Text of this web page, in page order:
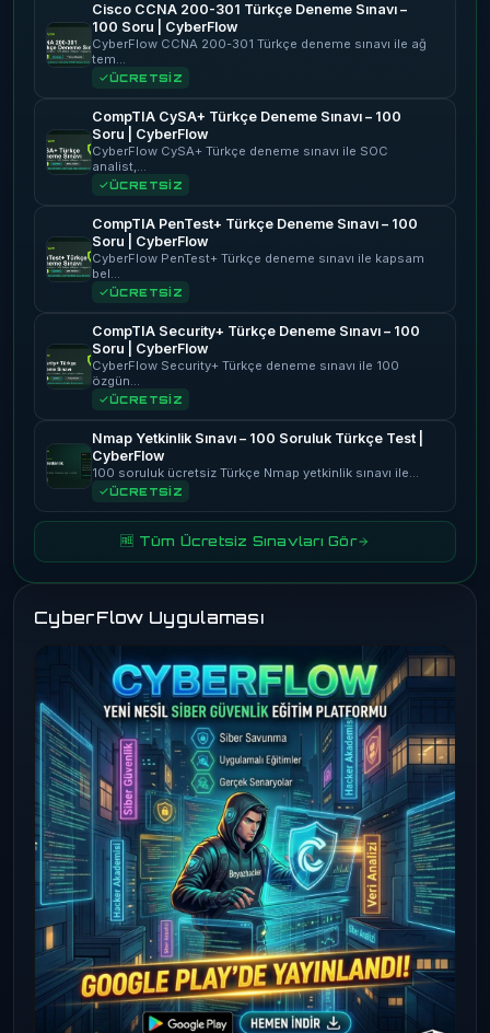
Cisco CCNA 200-301 Türkçe Deneme Sınavı –
100 Soru | CyberFlow
CyberFlow CCNA 200-301 Türkçe deneme sınavı ile ağ
tem…
ÜCRETSİZ
CompTIA CySA+ Türkçe Deneme Sınavı – 100
Soru | CyberFlow
CyberFlow CySA+ Türkçe deneme sınavı ile SOC
analist,…
ÜCRETSİZ
CompTIA PenTest+ Türkçe Deneme Sınavı – 100
Soru | CyberFlow
CyberFlow PenTest+ Türkçe deneme sınavı ile kapsam
bel…
ÜCRETSİZ
CompTIA Security+ Türkçe Deneme Sınavı – 100
Soru | CyberFlow
CyberFlow Security+ Türkçe deneme sınavı ile 100
özgün…
ÜCRETSİZ
Nmap Yetkinlik Sınavı – 100 Soruluk Türkçe Test |
CyberFlow
100 soruluk ücretsiz Türkçe Nmap yetkinlik sınavı ile…
ÜCRETSİZ
🆓 Tüm Ücretsiz Sınavları Gör
CyberFlow Uygulaması